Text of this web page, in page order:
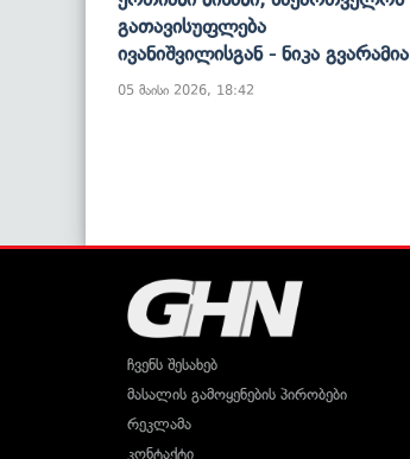
Გათავისუფლება
Ივანიშვილისგან - Ნიკა Გვარამია
05 მაისი 2026, 18:42
ჩვენს შესახებ
მასალის გამოყენების პირობები
რეკლამა
კონტაქტი